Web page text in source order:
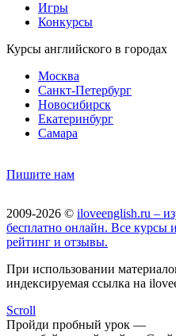
Игры
Конкурсы
Курсы английского в городах
Москва
Санкт-Петербург
Новосибирск
Екатеринбург
Самара
Пишите нам
2009-2026 © iloveenglish.ru –
бесплатно онлайн. Все курсы
рейтинг и отзывы.
При использовании
индексируемая ссылка на
Scroll
Пройди пробный урок —